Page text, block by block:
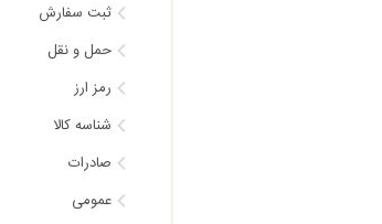
ثبت سفارش
حمل و نقل
رمز ارز
شناسه کالا
صادرات
عمومی